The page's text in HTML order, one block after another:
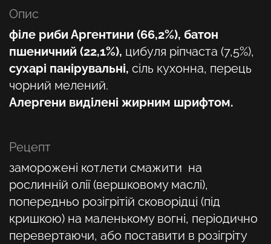
Опис
філе риби Аргентини (66,2%), батон
пшеничний (22,1%), цибуля ріпчаста (7,5%),
сухарі панірувальні, сіль кухонна, перець
чорний мелений.
Алергени виділені жирним шрифтом.
Рецепт
заморожені котлети смажити на
рослинній олії (вершковому маслі),
попередньо розігрітій сковорідці (під
кришкою) на маленькому вогні, періодично
перевертаючи, або поставити в розігріту